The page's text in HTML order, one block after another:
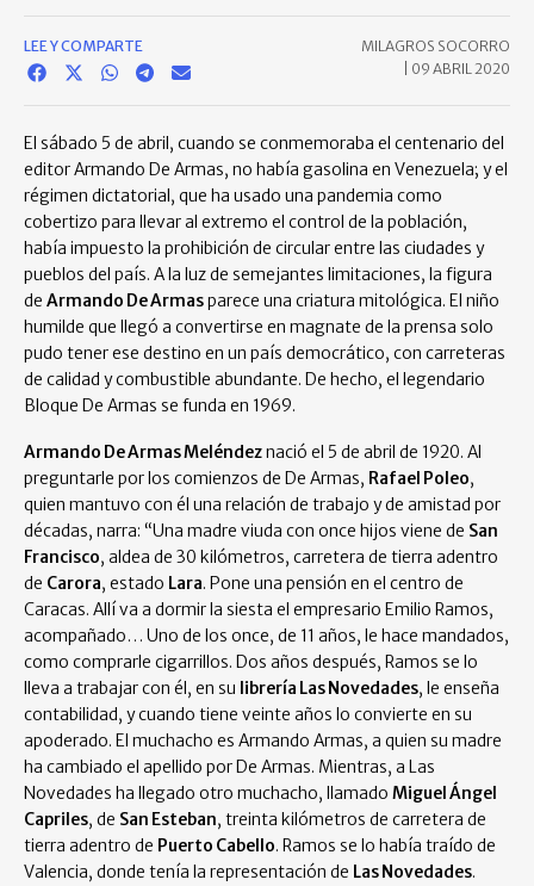
LEE Y COMPARTE
MILAGROS SOCORRO
09 ABRIL 2020
El sábado 5 de abril, cuando se conmemoraba el centenario del
editor Armando De Armas, no había gasolina en Venezuela; y el
régimen dictatorial, que ha usado una pandemia como
cobertizo para llevar al extremo el control de la población,
había impuesto la prohibición de circular entre las ciudades y
pueblos del país. A la luz de semejantes limitaciones, la figura
de Armando De Armasparece una criatura mitológica. El niño
humilde que llegó a convertirse en magnate de la prensa solo
pudo tener ese destino en un país democrático, con carreteras
de calidad y combustible abundante. De hecho, el legendario
Bloque De Armas se funda en 1969.
Armando De Armas Meléndeznació el 5 de abril de 1920. Al
preguntarle por los comienzos de De Armas, Rafael Poleo,
quien mantuvo con él una relación de trabajo y de amistad por
décadas, narra: “Una madre viuda con once hijos viene de San
Francisco, aldea de 30 kilómetros, carretera de tierra adentro
de Carora, estado Lara. Pone una pensión en el centro de
Caracas. Allí va a dormir la siesta el empresario Emilio Ramos,
acompañado… Uno de los once, de 11 años, le hace mandados,
como comprarle cigarrillos. Dos años después, Ramos se lo
lleva a trabajar con él, en su librería Las Novedades, le enseña
contabilidad, y cuando tiene veinte años lo convierte en su
apoderado. El muchacho es Armando Armas, a quien su madre
ha cambiado el apellido por De Armas. Mientras, a Las
Novedades ha llegado otro muchacho, llamado Miguel Ángel
Capriles, de San Esteban, treinta kilómetros de carretera de
tierra adentro de Puerto Cabello. Ramos se lo había traído de
Valencia, donde tenía la representación de Las Novedades.